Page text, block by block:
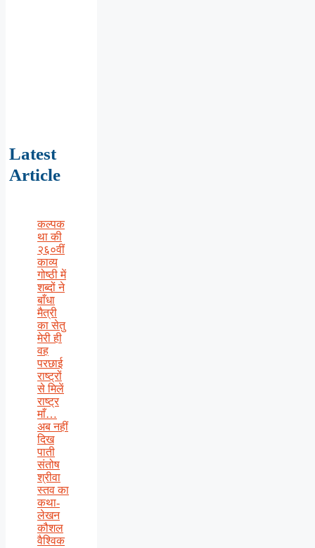
Latest
Article
कल्पक
था की
२६०वीं
काव्य
गोष्ठी में
शब्दों ने
बाँधा
मैत्री
का सेतु
मेरी ही
वह
परछाई
राष्ट्रों
से मिलें
राष्ट्र
माँ…
अब नहीं
दिख
पाती
संतोष
श्रीवा
स्तव का
कथा-
लेखन
कौशल
वैश्विक